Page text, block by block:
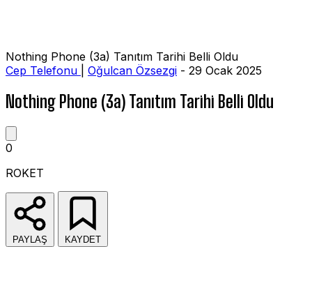
Nothing Phone (3a) Tanıtım Tarihi Belli Oldu
Cep Telefonu
Oğulcan Özsezgi - 29 Ocak 2025
Nothing Phone (3a) Tanıtım Tarihi Belli Oldu
0
ROKET
PAYLAŞ KAYDET